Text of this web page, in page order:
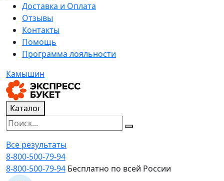
Доставка и Оплата
Отзывы
Контакты
Помощь
Программа лояльности
Камышин
Каталог
Все результаты
8-800-500-79-94
8-800-500-79-94 Бесплатно по всей России